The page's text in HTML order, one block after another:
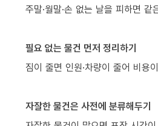
주말·월말·손 없는 날을 피하면
필요 없는 물건 먼저 정리하기
짐이 줄면 인원·차량이 줄어 비
자잘한 물건은 사전에 분류해두기